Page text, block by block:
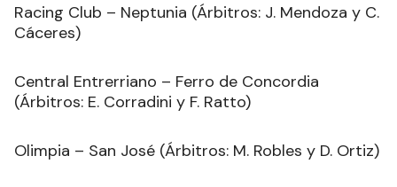
Racing Club – Neptunia (Árbitros: J. Mendoza y C.
Cáceres)
Central Entrerriano – Ferro de Concordia
(Árbitros: E. Corradini y F. Ratto)
Olimpia – San José (Árbitros: M. Robles y D. Ortiz)